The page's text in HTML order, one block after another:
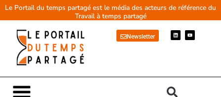
AllerLe Portail du temps partagé est le média des acteurs de référence du
Travail à temps partagé
Newsletter
L
i
n
Y
o
u
Main